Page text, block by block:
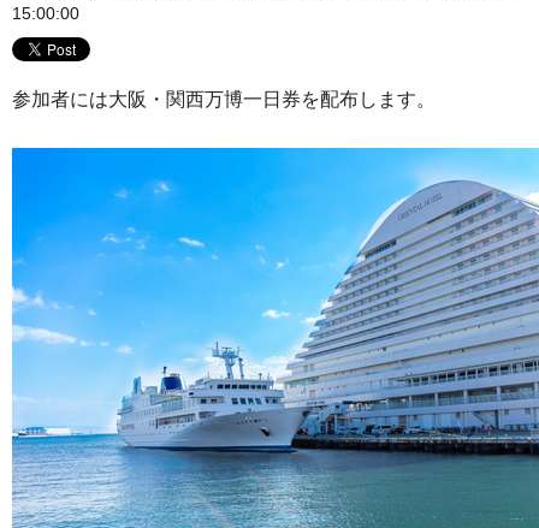
15:00:00
参加者には大阪・関西万博一日券を配布します。